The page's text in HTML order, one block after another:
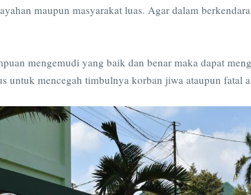
maupun masyarakat luas. Agar dalam
mengemudi yang baik dan benar maka dapat
untuk mencegah timbulnya korban jiwa ataupun fatal